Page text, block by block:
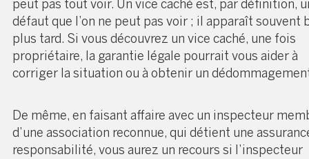
peut pas tout voir. Un vice caché est, par définition,
défaut que l’on ne peut pas voir ; il apparaît souvent
plus tard. Si vous découvrez un vice caché, une fois
propriétaire, la garantie légale pourrait vous aider à
corriger la situation ou à obtenir un
De même, en faisant affaire avec un inspecteur
d’une association reconnue, qui détient une
responsabilité, vous aurez un recours si l’inspecteur